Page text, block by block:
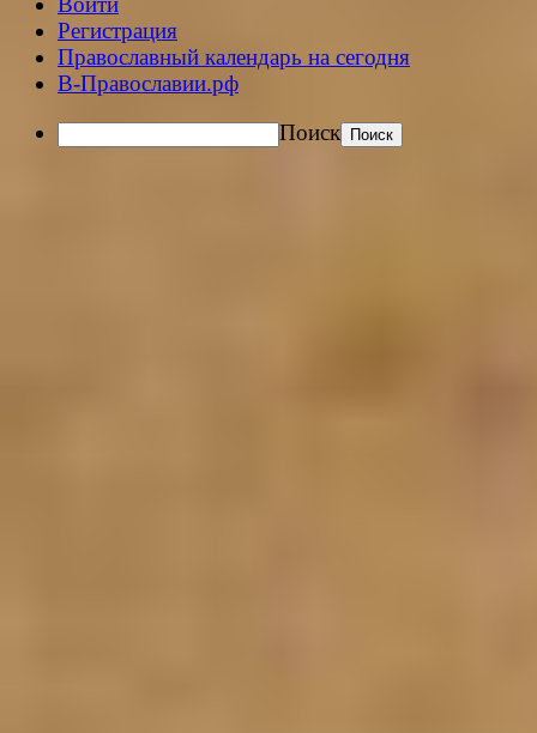
Регистрация
Православный календарь на сегодня
В-Православии.рф
Поиск